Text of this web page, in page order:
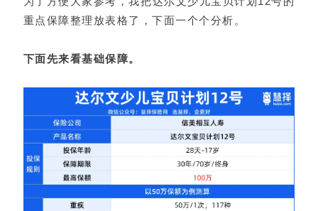
重点保障整理放表格了，下面一个个分析。
下面先来看基础保障。